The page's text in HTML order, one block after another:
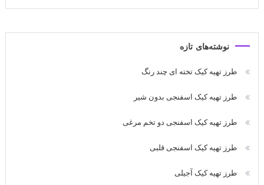
نوشته‌های تازه
طرز تهیه کیک تخته ای چند رنگ
طرز تهیه کیک اسفنجی بدون شیر
طرز تهیه کیک اسفنجی دو تخم مرغی
طرز تهیه کیک اسفنجی قلبی
طرز تهیه کیک آجیلی